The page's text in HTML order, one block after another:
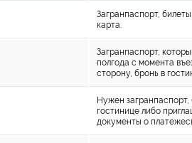
Загранпаспорт,
карта.
Загранпаспорт,
полгода с момента
сторону, бронь в
Нужен
гостинице либо
документы о